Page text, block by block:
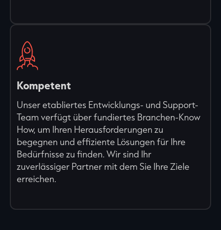
Kompetent
Unser etabliertes Entwicklungs- und Support-
Team verfügt über fundiertes Branchen-Know
How, um Ihren Herausforderungen zu
begegnen und effiziente Lösungen für Ihre
Bedürfnisse zu finden. Wir sind Ihr
zuverlässiger Partner mit dem Sie Ihre Ziele
erreichen.